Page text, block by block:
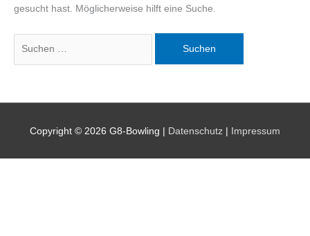
gesucht hast. Möglicherweise hilft eine Suche.
Copyright © 2026 G8-Bowling Datenschutz Impressum